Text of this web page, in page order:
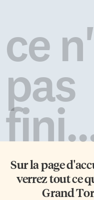
ce
pas
Sur la page
verrez tout ce
Grand